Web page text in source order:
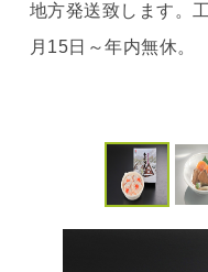
地方発送致します。
月15日～年内無休。